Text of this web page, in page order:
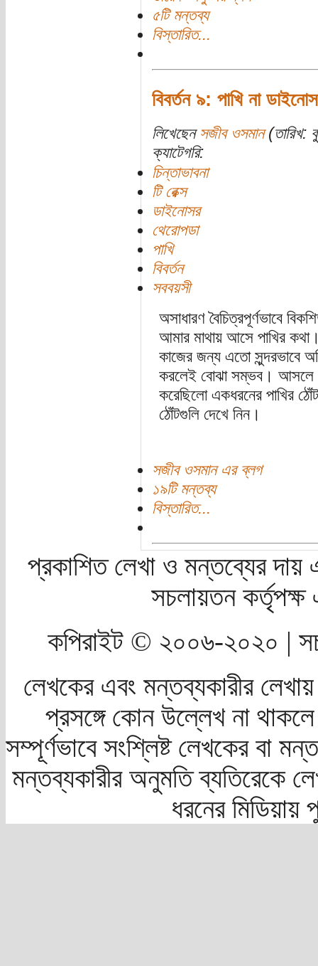
৫টি মন্তব্য
বিস্তারিত...
বিবর্তন ৯: পাখি না
লিখেছেন সজীব ওসমান(তারিখ:
ক্যাটেগরি:
চিন্তাভাবনা
টি রেক্স
ডাইনোসর
থেরোপডা
পাখি
বিবর্তন
সববয়সী
অসাধারণ বৈচিত্রপূর্ণভাবে
আমার মাথায় আসে পাখির কথা।
কাজের জন্য এতো সুন্দরভাবে
করলেই বোঝা সম্ভব। আসলে
করেছিলো একধরনের পাখির
ঠোঁটগুলি দেখে নিন।
সজীব ওসমান এর ব্লগ
১৯টি মন্তব্য
বিস্তারিত...
প্রকাশিত লেখা ও মন্তব্যের দায়
সচলায়তন
কপিরাইট © ২০০৬-২০২০ |
লেখকের এবং মন্তব্যকারীর
প্রসঙ্গে কোন উল্লেখ না
সম্পূর্ণভাবে সংশ্লিষ্ট লেখকের বা
মন্তব্যকারীর অনুমতি ব্যতিরেকে
ধরনের মিডিয়ায়